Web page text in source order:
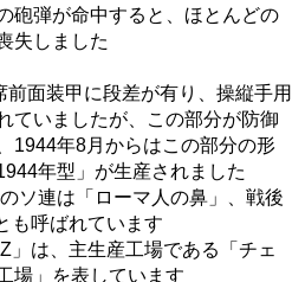
砲弾が命中すると、ほとんどの
失しました
面装甲に段差が有り、操縦手用
ていましたが、この部分が防御
1944年8月からはこの部分の形
年型」が生産されました
ソ連は「ローマ人の鼻」、戦後
も呼ばれています
は、主生産工場である「チェ
場」を表しています